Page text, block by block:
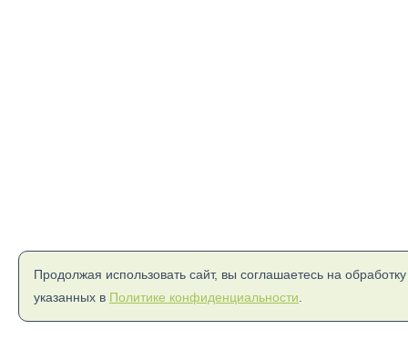
Продолжая использовать сайт, вы соглашаетесь на
указанных в Политике конфиденциальности